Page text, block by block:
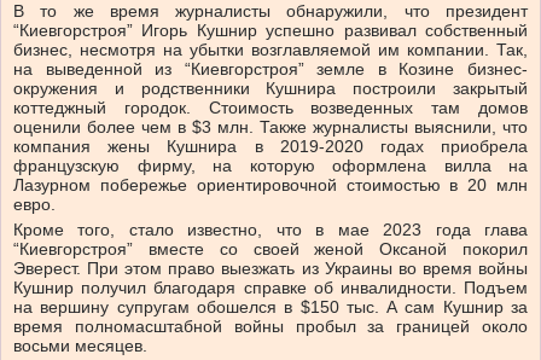
В то же время журналисты обнаружили, что президент
“Киевгорстроя” Игорь Кушнир успешно развивал собственный
бизнес, несмотря на убытки возглавляемой им компании. Так,
на выведенной из “Киевгорстроя” земле в Козине бизнес-
окружения и родственники Кушнира построили закрытый
коттеджный городок. Стоимость возведенных там домов
оценили более чем в $3 млн. Также журналисты выяснили, что
компания жены Кушнира в 2019-2020 годах приобрела
французскую фирму, на которую оформлена вилла на
Лазурном побережье ориентировочной стоимостью в 20 млн
евро.
Кроме того, стало известно, что в мае 2023 года глава
“Киевгорстроя” вместе со своей женой Оксаной покорил
Эверест. При этом право выезжать из Украины во время войны
Кушнир получил благодаря справке об инвалидности. Подъем
на вершину супругам обошелся в $150 тыс. А сам Кушнир за
время полномасштабной войны пробыл за границей около
восьми месяцев.